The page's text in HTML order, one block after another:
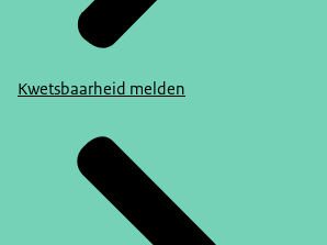
Kwetsbaarheid melden